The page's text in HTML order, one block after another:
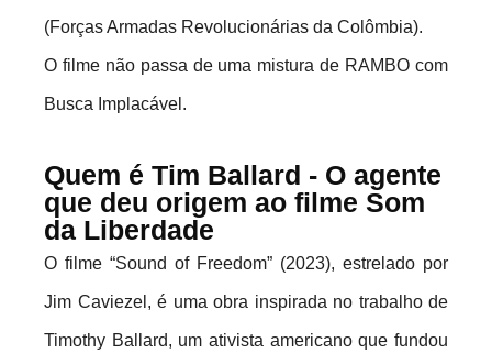
(Forças Armadas Revolucionárias da Colômbia).
O filme não passa de uma mistura de RAMBO com
Busca Implacável.
Quem é Tim Ballard - O agente
que deu origem ao filme Som
da Liberdade
O filme “Sound of Freedom” (2023), estrelado por
Jim Caviezel, é uma obra inspirada no trabalho de
Timothy Ballard, um ativista americano que fundou